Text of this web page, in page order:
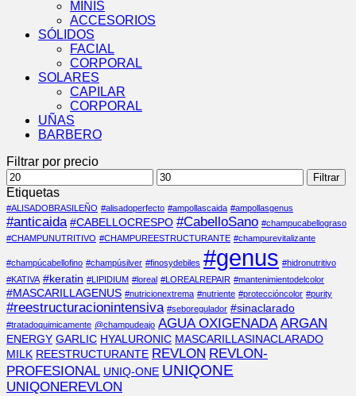
MINIS
ACCESORIOS
SÓLIDOS
FACIAL
CORPORAL
SOLARES
CAPILAR
CORPORAL
UÑAS
BARBERO
Filtrar por precio
Precio
mínimo
Precio
máximo
Filtrar
Etiquetas
#ALISADOBRASILEÑO #alisadoperfecto #ampollascaida #ampollasgenus
#anticaida #CABELLOCRESPO #CabelloSano #champucabellograso
#CHAMPUNUTRITIVO #CHAMPUREESTRUCTURANTE #champurevitalizante
#champúcabellofino #champúsilver #finosydebiles #genus #hidronutritivo
#KATIVA #keratin #LIPIDIUM #loreal #LOREALREPAIR #mantenimientodelcolor
#MASCARILLAGENUS #nutricionextrema #nutriente #proteccióncolor #purity
#reestructuracionintensiva #seboregulador #sinaclarado
#tratadoquimicamente @champudeajo AGUA OXIGENADA ARGAN
ENERGY GARLIC HYALURONIC MASCARILLASINACLARADO
MILK REESTRUCTURANTE REVLON REVLON-
PROFESIONAL UNIQ-ONE UNIQONE
UNIQONEREVLON